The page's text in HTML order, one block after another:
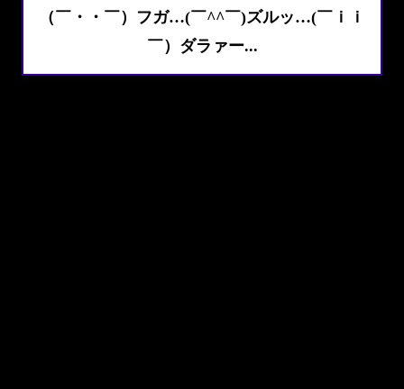
（￣・・￣）フガ…(￣^^￣)ズルッ…(￣ｉｉ
￣）ダラァー...